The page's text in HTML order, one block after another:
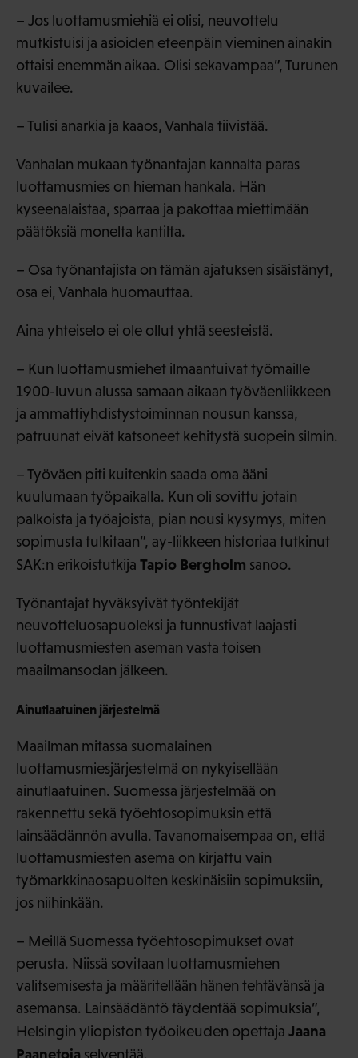
– Jos luottamusmiehiä ei olisi, neuvottelu
mutkistuisi ja asioiden eteenpäin vieminen ainakin
ottaisi enemmän aikaa. Olisi sekavampaa”, Turunen
kuvailee.
– Tulisi anarkia ja kaaos, Vanhala tiivistää.
Vanhalan mukaan työnantajan kannalta paras
luottamusmies on hieman hankala. Hän
kyseenalaistaa, sparraa ja pakottaa miettimään
päätöksiä monelta kantilta.
– Osa työnantajista on tämän ajatuksen sisäistänyt,
osa ei, Vanhala huomauttaa.
Aina yhteiselo ei ole ollut yhtä seesteistä.
– Kun luottamusmiehet ilmaantuivat työmaille
1900-luvun alussa samaan aikaan työväenliikkeen
ja ammattiyhdistystoiminnan nousun kanssa,
patruunat eivät katsoneet kehitystä suopein silmin.
– Työväen piti kuitenkin saada oma ääni
kuulumaan työpaikalla. Kun oli sovittu jotain
palkoista ja työajoista, pian nousi kysymys, miten
sopimusta tulkitaan”, ay-liikkeen historiaa tutkinut
SAK:n erikoistutkija Tapio Bergholm sanoo.
Työnantajat hyväksyivät työntekijät
neuvotteluosapuoleksi ja tunnustivat laajasti
luottamusmiesten aseman vasta toisen
maailmansodan jälkeen.
Ainutlaatuinen järjestelmä
Maailman mitassa suomalainen
luottamusmiesjärjestelmä on nykyisellään
ainutlaatuinen. Suomessa järjestelmää on
rakennettu sekä työehtosopimuksin että
lainsäädännön avulla. Tavanomaisempaa on, että
luottamusmiesten asema on kirjattu vain
työmarkkinaosapuolten keskinäisiin sopimuksiin,
jos niihinkään.
– Meillä Suomessa työehtosopimukset ovat
perusta. Niissä sovitaan luottamusmiehen
valitsemisesta ja määritellään hänen tehtävänsä ja
asemansa. Lainsäädäntö täydentää sopimuksia”,
Helsingin yliopiston työoikeuden opettaja Jaana
Paanetoja selventää.